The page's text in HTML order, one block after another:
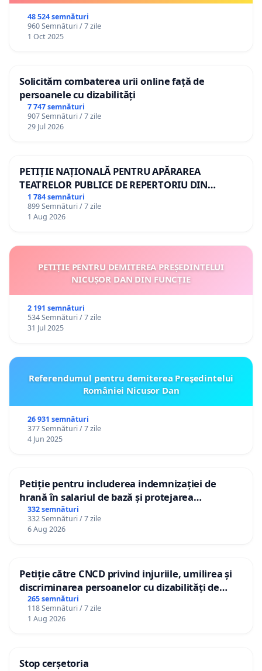
48 524 semnături
960 Semnături / 7 zile
1 Oct 2025
Solicităm combaterea urii online față de
persoanele cu dizabilități
7 747 semnături
907 Semnături / 7 zile
29 Jul 2026
PETIȚIE NAȚIONALĂ PENTRU APĂRAREA
TEATRELOR PUBLICE DE REPERTORIU DIN
ROMÂNIA
1 784 semnături
899 Semnături / 7 zile
1 Aug 2026
PETIȚIE PENTRU DEMITEREA PREȘEDINTELUI
NICUȘOR DAN DIN FUNCȚIE
2 191 semnături
534 Semnături / 7 zile
31 Jul 2025
Referendumul pentru demiterea Preşedintelui
României Nicusor Dan
26 931 semnături
377 Semnături / 7 zile
4 Jun 2025
Petiție pentru includerea indemnizației de
hrană în salariul de bază și protejarea
gradațiilor de vechime pentru asistenții
personali
332 semnături
332 Semnături / 7 zile
6 Aug 2026
Petiție către CNCD privind injuriile, umilirea și
discriminarea persoanelor cu dizabilități de
către utilizatorul TikTok „Gorici”
265 semnături
118 Semnături / 7 zile
1 Aug 2026
Stop cerșetoria